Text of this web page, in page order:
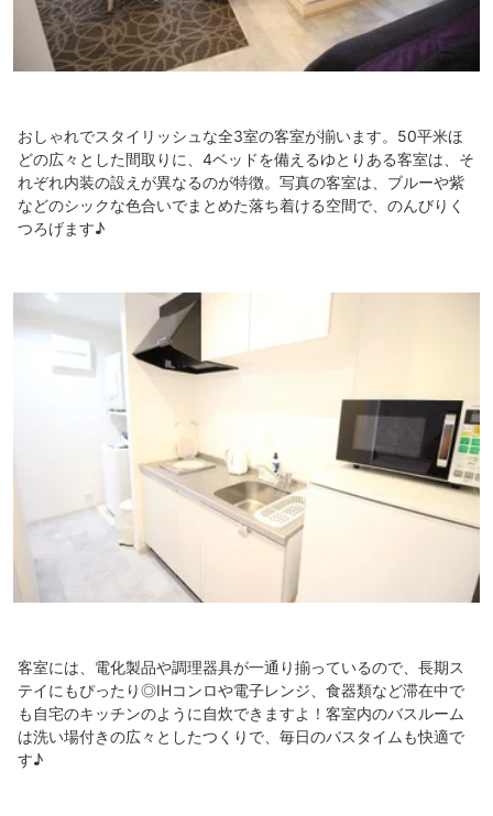
おしゃれでスタイリッシュな全3室の客室が揃います。50平米ほ
どの広々とした間取りに、4ベッドを備えるゆとりある客室は、そ
れぞれ内装の設えが異なるのが特徴。写真の客室は、ブルーや紫
などのシックな色合いでまとめた落ち着ける空間で、のんびりく
つろげます♪
客室には、電化製品や調理器具が一通り揃っているので、長期ス
テイにもぴったり◎IHコンロや電子レンジ、食器類など滞在中で
も自宅のキッチンのように自炊できますよ！客室内のバスルーム
は洗い場付きの広々としたつくりで、毎日のバスタイムも快適で
す♪